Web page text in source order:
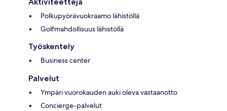
Polkupyörävuokraamo lähistöllä
Golfmahdollisuus lähistöllä
Työskentely
Business center
Palvelut
Ympäri vuorokauden auki oleva vastaanotto
Concierge-palvelut